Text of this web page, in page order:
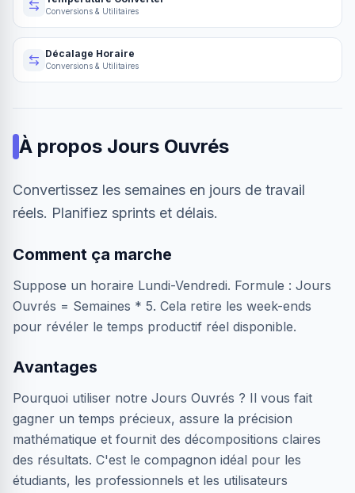
Conversions & Utilitaires
Décalage Horaire
Conversions & Utilitaires
À propos Jours Ouvrés
Convertissez les semaines en jours de travail
réels. Planifiez sprints et délais.
Comment ça marche
Suppose un horaire Lundi-Vendredi. Formule : Jours
Ouvrés = Semaines * 5. Cela retire les week-ends
pour révéler le temps productif réel disponible.
Avantages
Pourquoi utiliser notre Jours Ouvrés ? Il vous fait
gagner un temps précieux, assure la précision
mathématique et fournit des décompositions claires
des résultats. C'est le compagnon idéal pour les
étudiants, les professionnels et les utilisateurs